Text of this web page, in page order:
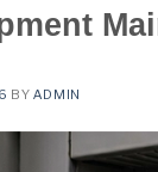
BY ADMIN